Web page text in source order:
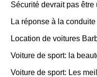
Sécurité devrait pas être
La réponse à la
Location de voitures
Voiture de sport: la
Voiture de sport: Les